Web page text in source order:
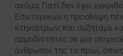
ακόμα; Γιατί δεν έχει
Εσωτερικών η πρόσληψη
κτηνιάτρων; Και συζητάμε
αρμοδιότητες σε μια
άνθρωποί της το πρωί,